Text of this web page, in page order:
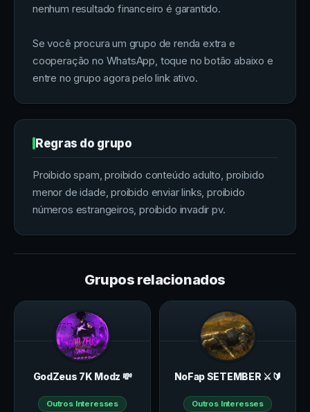
nenhum resultado financeiro é garantido.
Se você procura um grupo de renda extra e
cooperação no WhatsApp, toque no botão abaixo e
entre no grupo agora pelo link ativo.
Regras do grupo
Proibido spam, proibido conteúdo adulto, proibido
menor de idade, proibido enviar links, proibido
números estrangeiros, proibido invadir pv.
Grupos relacionados
GodZeus 7K Modz 💸
Outros Interesses
NoFap SETEMBER ⚔️🔰
Outros Interesses